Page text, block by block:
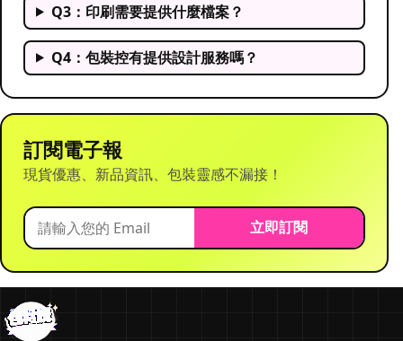
Q3：印刷需要提供什麼檔案？
Q4：包裝控有提供設計服務嗎？
訂閱電子報
現貨優惠、新品資訊、包裝靈感不漏接！
立即訂閱